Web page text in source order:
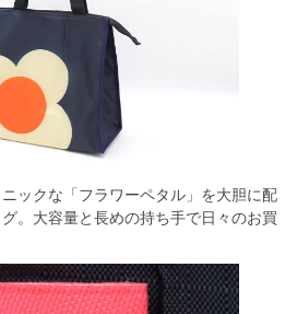
ックな「フラワーペタル」を大胆に配
。大容量と長めの持ち手で日々のお買